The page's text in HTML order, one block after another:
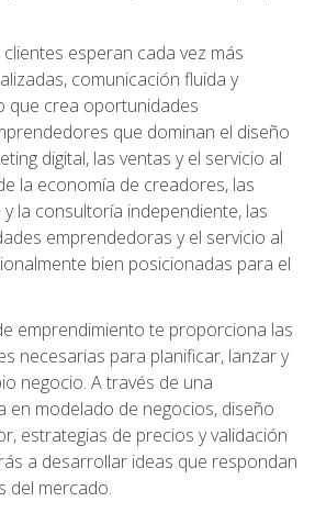
esperan cada vez más
comunicación fluida y
que crea oportunidades
que dominan el diseño
digital, las ventas y el servicio al
la economía de creadores, las
la consultoría independiente, las
emprendedoras y el servicio al
bien posicionadas para el
emprendimiento te proporciona las
necesarias para planificar, lanzar y
negocio. A través de una
en modelado de negocios, diseño
estrategias de precios y validación
a desarrollar ideas que respondan
del mercado.